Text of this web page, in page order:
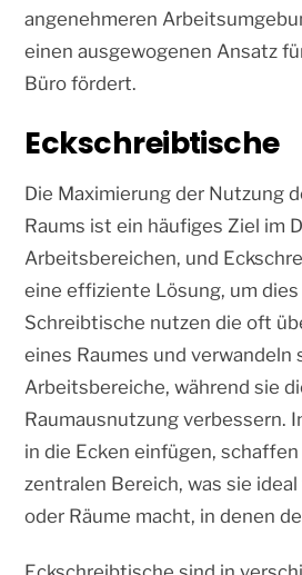
angenehmeren
einen ausgewogenen Ansatz
Büro fördert.
Eckschreibtische
Die Maximierung der Nutzung
Raums ist ein häufiges Ziel im
Arbeitsbereichen, und
eine effiziente Lösung, um
Schreibtische nutzen die oft
eines Raumes und verwandeln
Arbeitsbereiche, während sie
Raumausnutzung verbessern.
in die Ecken einfügen,
zentralen Bereich, was sie
oder Räume macht, in denen